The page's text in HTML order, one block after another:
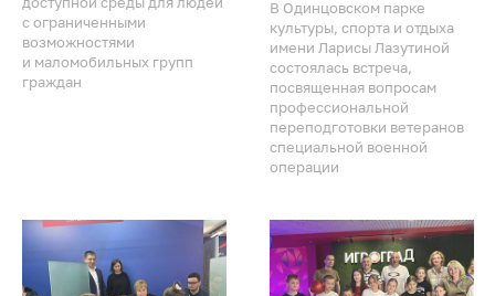
с ограниченными
возможностями
и маломобильных групп
граждан
В Одинцовском парке
культуры, спорта и отдыха
имени Ларисы Лазутиной
состоялась встреча,
посвященная вопросам
профессиональной
переподготовки ветеранов
специальной военной
операции